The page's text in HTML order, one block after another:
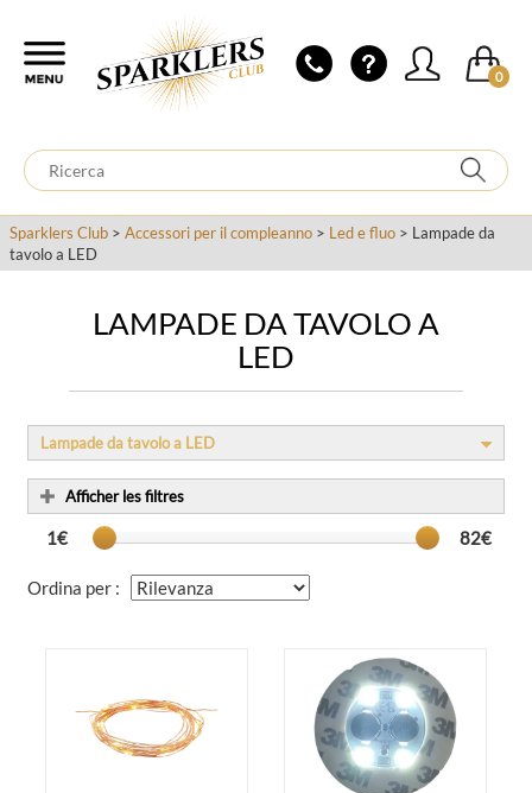
0
Sparklers Club > Accessori per il compleanno > Led e fluo > Lampade da
tavolo a LED
LAMPADE DA TAVOLO A
LED
1€ 82€
Afficher les filtres
Lampade da tavolo a LED
Ordina per :